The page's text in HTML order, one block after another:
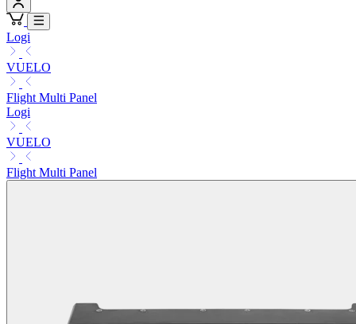
Logi
VUELO
Flight Multi Panel
Logi
VUELO
Flight Multi Panel